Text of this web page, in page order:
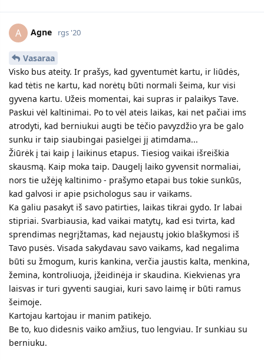
A Agne rgs '20
Vasaraa
Visko bus ateity. Ir prašys, kad gyventumėt kartu, ir liūdės,
kad tėtis ne kartu, kad norėtų būti normali šeima, kur visi
gyvena kartu. Užeis momentai, kai supras ir palaikys Tave.
Paskui vėl kaltinimai. Po to vėl ateis laikas, kai net pačiai ims
atrodyti, kad berniukui augti be tėčio pavyzdžio yra be galo
sunku ir taip siaubingai pasielgei jį atimdama...
Žiūrėk į tai kaip į laikinus etapus. Tiesiog vaikai išreiškia
skausmą. Kaip moka taip. Daugelį laiko gyvensit normaliai,
nors tie užėję kaltinimo - prašymo etapai bus tokie sunkūs,
kad galvosi ir apie psichologus sau ir vaikams.
Ka galiu pasakyt iš savo patirties, laikas tikrai gydo. Ir labai
stipriai. Svarbiausia, kad vaikai matytų, kad esi tvirta, kad
sprendimas negrįžtamas, kad nejaustų jokio blaškymosi iš
Tavo pusės. Visada sakydavau savo vaikams, kad negalima
būti su žmogum, kuris kankina, verčia jaustis kalta, menkina,
žemina, kontroliuoja, įžeidinėja ir skaudina. Kiekvienas yra
laisvas ir turi gyventi saugiai, kuri savo laimę ir būti ramus
šeimoje.
Kartojau kartojau ir manim patikejo.
Be to, kuo didesnis vaiko amžius, tuo lengviau. Ir sunkiau su
berniuku.